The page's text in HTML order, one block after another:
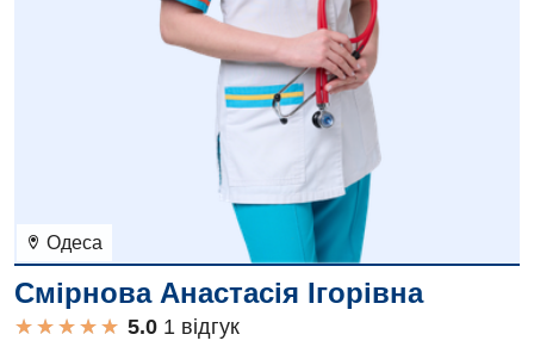
Одеса
Смірнова Анастасія Ігорівна
★
★
★
★
★
★ ★ ★ ★ ★
1 вiдгук